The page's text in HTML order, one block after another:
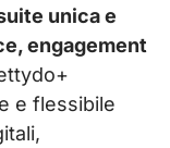
unica e
engagement
e flessibile